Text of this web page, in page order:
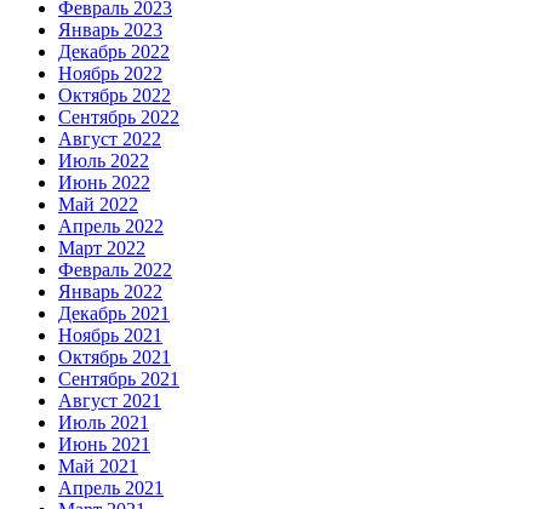
Февраль 2023
Январь 2023
Декабрь 2022
Ноябрь 2022
Октябрь 2022
Сентябрь 2022
Август 2022
Июль 2022
Июнь 2022
Май 2022
Апрель 2022
Март 2022
Февраль 2022
Январь 2022
Декабрь 2021
Ноябрь 2021
Октябрь 2021
Сентябрь 2021
Август 2021
Июль 2021
Июнь 2021
Май 2021
Апрель 2021